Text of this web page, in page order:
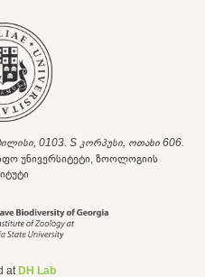
0103. S კორპუსი, ოთახი 606.
უნივერსიტეტი, ზოოლოგიის
at DH Lab